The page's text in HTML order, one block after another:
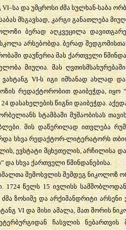
VI–სა და უმცროსი ძმა სულხან-საბა
მსგავსად, კარგი განათლება
ბერად აღკვეცილა
არსებობდა. ბერად
დაუწერია მას ქართველი
მიუღია. მას
ვახტანგ VI-ს იგი იმხანად ახლად
რედაქტორობით დაიბეჭდა, იყო
24 დასახელების წიგნი დაიბეჭდა.
სტამბაში მუშაობისას თავისი
მის დაწერილად ითვლება
სხვა რედაქტორ-ლიტერატორს
ევსტატი მცხეთელის, არჩილისა
და სხვა ქართველი წმინდანებისა.
შემოსვლის შემდეგ ნიკოლოზ
1724 წელს 15 ივლისს
ზოსიმე და არქიმანდრიტი არსენი
VI და მისი ამალა, მათ შორის
ჩასვლის